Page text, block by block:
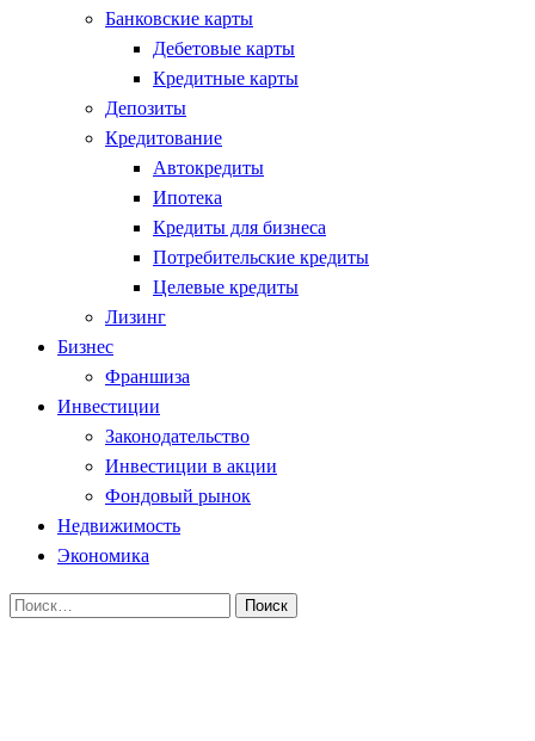
Банковские карты
Дебетовые карты
Кредитные карты
Депозиты
Кредитование
Автокредиты
Ипотека
Кредиты для бизнеса
Потребительские кредиты
Целевые кредиты
Лизинг
Бизнес
Франшиза
Инвестиции
Законодательство
Инвестиции в акции
Фондовый рынок
Недвижимость
Экономика
Найти: